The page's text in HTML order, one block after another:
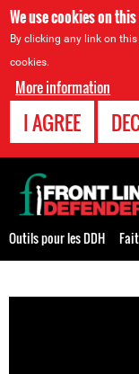
We use cookies on
By clicking any link on
cookies.
More information
I AGREE
to
Back
to
top
Outils pour les DDH